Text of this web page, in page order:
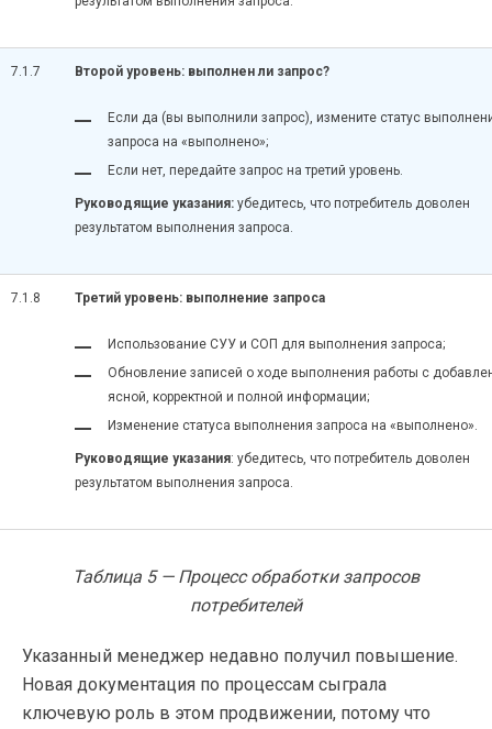
7.1.7 Второй уровень: выполнен ли запрос?
Если да (вы выполнили запрос), измените статус
запроса на «выполнено»;
Если нет, передайте запрос на третий уровень.
Руководящие указания: убедитесь, что потребитель доволен
результатом выполнения запроса.
7.1.8 Третий уровень: выполнение запроса
Использование СУУ и СОП для выполнения запроса;
Обновление записей о ходе выполнения работы с
ясной, корректной и полной информации;
Изменение статуса выполнения запроса на «выполнено».
Руководящие указания: убедитесь, что потребитель доволен
результатом выполнения запроса.
Таблица 5 — Процесс обработки запросов
потребителей
Указанный менеджер недавно получил повышение.
Новая документация по процессам сыграла
ключевую роль в этом продвижении, потому что